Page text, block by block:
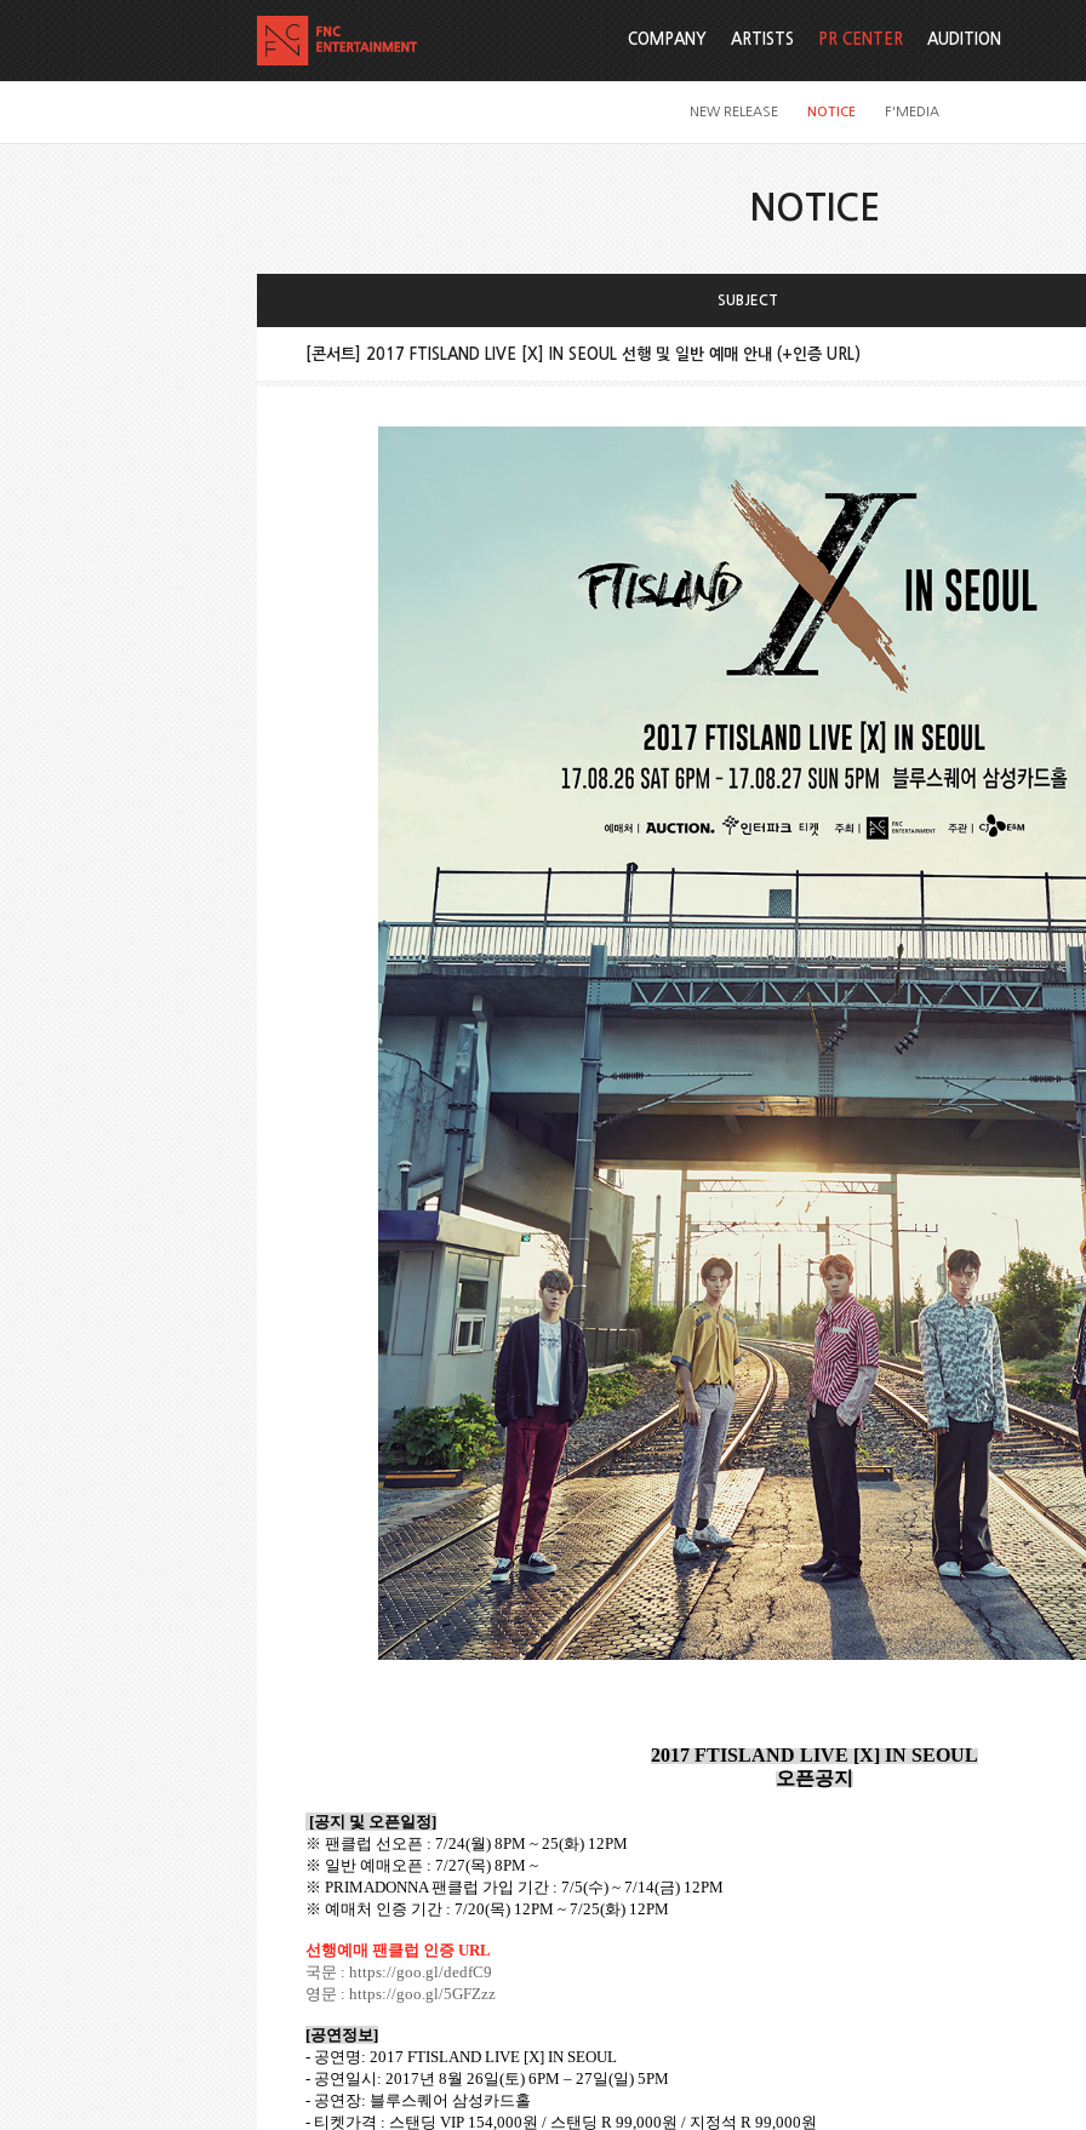
COMPANY ARTISTS PR CENTER
NEW RELEASE NOTICE F'MEDIA
AUDITION
NOTICE
SUBJECT
[콘서트] 2017 FTISLAND LIVE [X] IN SEOUL 선행 및 일반 예매 안내 (+인증 URL)
2017 FTISLAND LIVE [X] IN SEOUL
오픈공지
[공지 및 오픈일정]
※ 팬클럽 선오픈 : 7/24(월) 8PM ~ 25(화) 12PM
※ 일반 예매오픈 : 7/27(목) 8PM ~
※ PRIMADONNA 팬클럽 가입 기간 : 7/5(수) ~ 7/14(금) 12PM
※ 예매처 인증 기간 : 7/20(목) 12PM ~ 7/25(화) 12PM
선행예매 팬클럽 인증 URL
국문 : https://goo.gl/dedfC9
영문 : https://goo.gl/5GFZzz
[공연정보]
- 공연명 : 2017 FTISLAND LIVE [X] IN SEOUL
- 공연일시 : 2017년 8월 26일(토) 6PM – 27일(일) 5PM
- 공연장: 블루스퀘어 삼성카드홀
- 티켓가격 : 스탠딩 VIP 154,000원 / 스탠딩 R 99,000원 / 지정석 R 99,000원